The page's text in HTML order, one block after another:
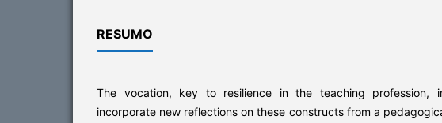
RESUMO
The vocation, key to resilience in the teaching profession,
incorporate new reflections on these constructs from a